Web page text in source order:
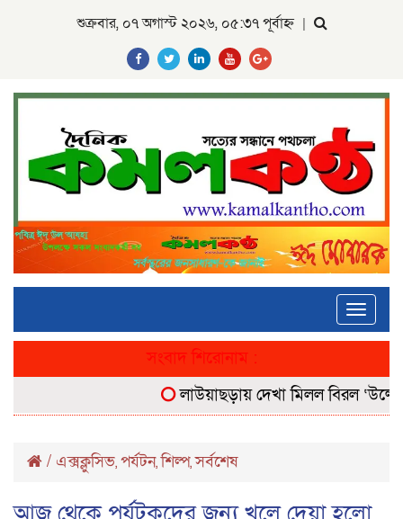
শুক্রবার, ০৭ অগাস্ট ২০২৬, ০৫:৩৭ পূর্বাহ্ন |
Toggle
সংবাদ শিরোনাম :
লাউয়াছড়ায় দেখা মিলল বিরল
/ এক্সক্লুসিভ, পর্যটন,শিল্প,সর্বশেষ